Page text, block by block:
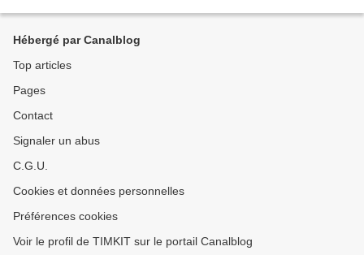
Hébergé par Canalblog
Top articles
Pages
Contact
Signaler un abus
C.G.U.
Cookies et données personnelles
Préférences cookies
Voir le profil de TIMKIT sur le portail Canalblog